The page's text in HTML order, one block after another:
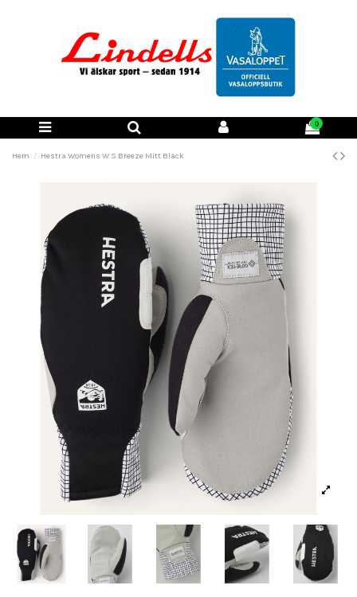
0
Hem Hestra Womens W.S Breeze Mitt Black